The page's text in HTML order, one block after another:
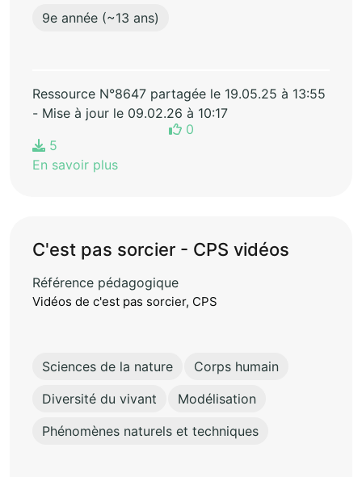
9e année (~13 ans)
Ressource N°8647 partagée le 19.05.25 à 13:55
- Mise à jour le 09.02.26 à 10:17
0
5
En savoir plus
C'est pas sorcier - CPS vidéos
Référence pédagogique
Vidéos de c'est pas sorcier, CPS
Sciences de la nature
Corps humain
Diversité du vivant
Modélisation
Phénomènes naturels et techniques